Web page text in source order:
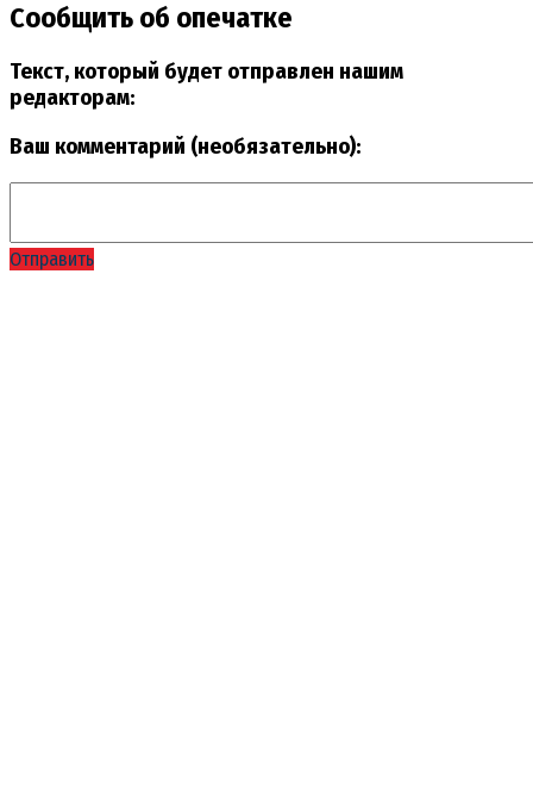
Сообщить об опечатке
Текст, который будет отправлен нашим
редакторам:
Ваш комментарий (необязательно):
Отправить